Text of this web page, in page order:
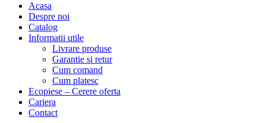
Acasa
Despre noi
Catalog
Informatii utile
Livrare produse
Garantie si retur
Cum comand
Cum platesc
Ecopiese – Cerere oferta
Cariera
Contact